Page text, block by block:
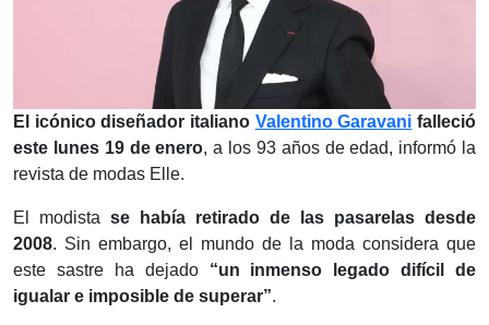
El icónico diseñador italiano Valentino Garavani falleció
este lunes 19 de enero, a los 93 años de edad, informó la
revista de modas Elle.
El modista se había retirado de las pasarelas desde
2008. Sin embargo, el mundo de la moda considera que
este sastre ha dejado “un inmenso legado difícil de
igualar e imposible de superar”.